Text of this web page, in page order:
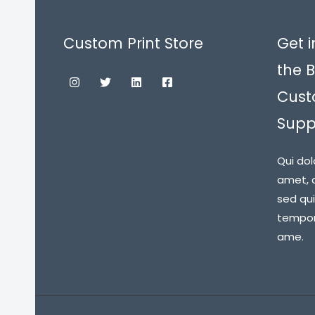
Custom Print Store
Get
the
Qui
amet,
sed
ame.